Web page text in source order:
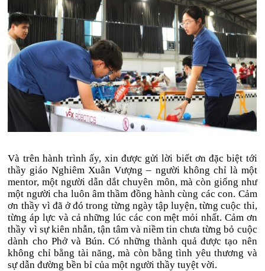
Và trên hành trình ấy, xin được gửi lời biết ơn đặc biệt tới
thầy giáo Nghiêm Xuân Vượng – người không chỉ là một
mentor, một người dẫn dắt chuyên môn, mà còn giống như
một người cha luôn âm thầm đồng hành cùng các con. Cảm
ơn thầy vì đã ở đó trong từng ngày tập luyện, từng cuộc thi,
từng áp lực và cả những lúc các con mệt mỏi nhất. Cảm ơn
thầy vì sự kiên nhẫn, tận tâm và niềm tin chưa từng bỏ cuộc
dành cho Phở và Bún. Có những thành quả được tạo nên
không chỉ bằng tài năng, mà còn bằng tình yêu thương và
sự dẫn đường bền bỉ của một người thầy tuyệt vời.